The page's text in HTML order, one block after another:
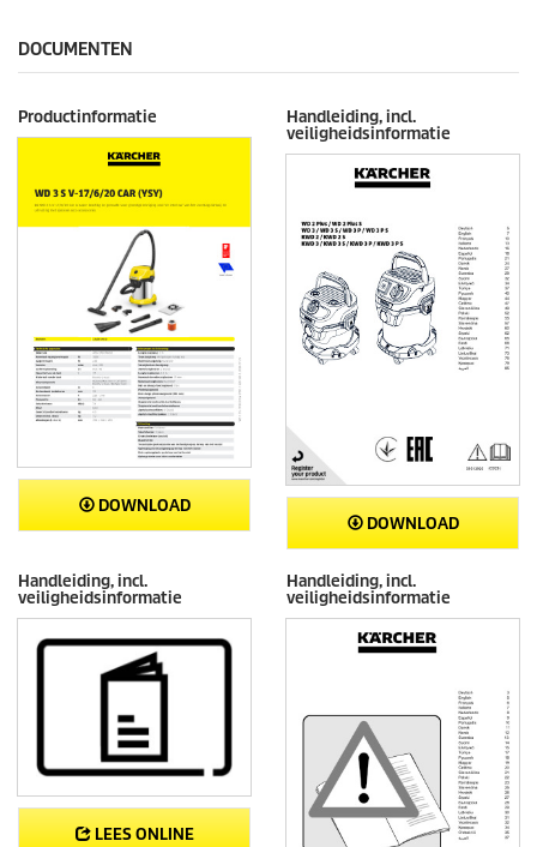
DOCUMENTEN
Productinformatie
DOWNLOAD
Handleiding, incl.
veiligheidsinformatie
DOWNLOAD
Handleiding, incl.
veiligheidsinformatie
LEES ONLINE
Handleiding, incl.
veiligheidsinformatie